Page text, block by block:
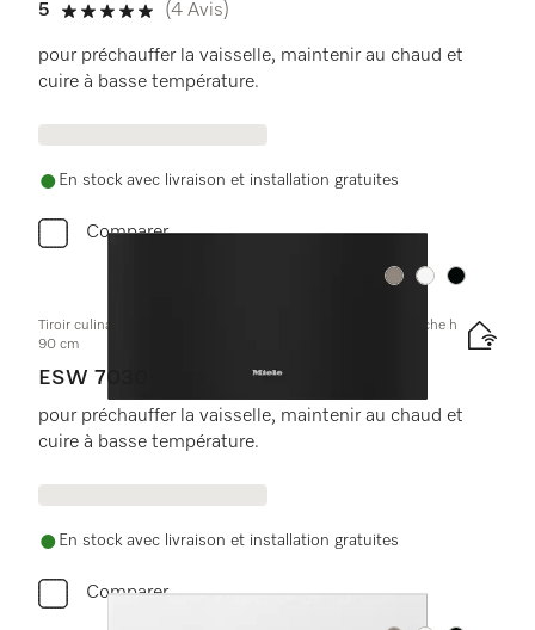
5
5 étoiles sur 5
(4 Avis)
pour préchauffer la vaisselle, maintenir au chaud et
cuire à basse température.
En stock avec livraison et installation gratuites
Comparer
Couleurs
CouleursCouleurs
Tiroir culinaire Gourmet sans poignée, hauteur 32 cm pour niche h
90 cm
ESW 7030
pour préchauffer la vaisselle, maintenir au chaud et
cuire à basse température.
En stock avec livraison et installation gratuites
Comparer